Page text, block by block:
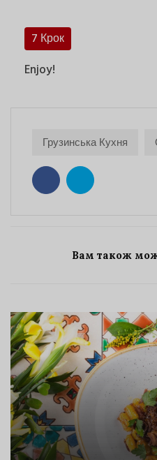
7 Крок
Enjoy!
Грузинська Кухня
Вам також